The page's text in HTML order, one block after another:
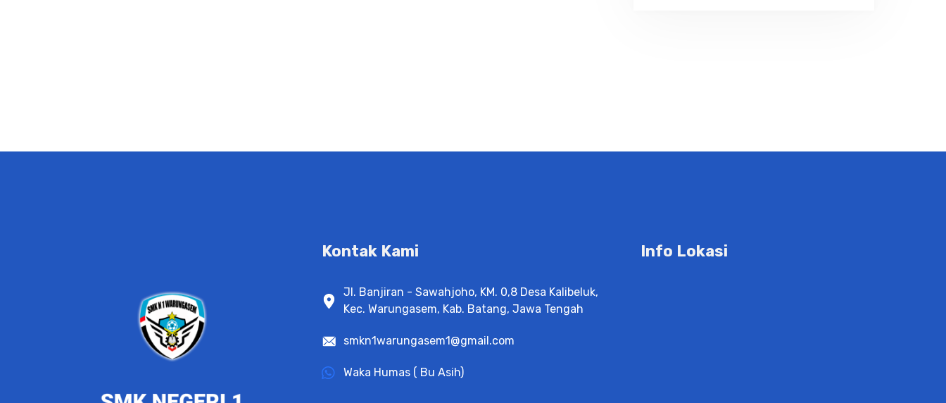
Kontak Kami
Jl. Banjiran - Sawahjoho, KM. 0,8 Desa Kalibeluk,
Kec. Warungasem, Kab. Batang, Jawa Tengah
smkn1warungasem1@gmail.com
Waka Humas ( Bu Asih)
Info Lokasi